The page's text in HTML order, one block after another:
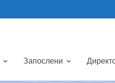
Запослени